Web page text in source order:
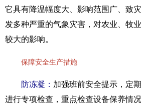
它具有降温幅度大、影响范围广、致
发多种严重的气象灾害，对农业、牧
较大的影响。
保障安全生产措施
防冻凝： 加强班前安全提示，定
进行专项检查，重点检查设备保养情